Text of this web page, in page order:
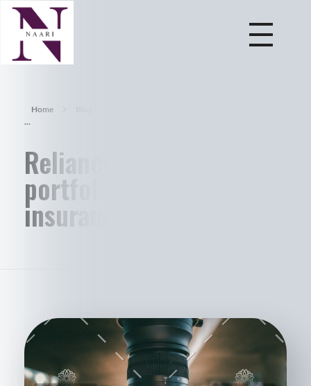
Home
...
Reliance Capital’s NBFC
portfolio shrinks to just
insurance